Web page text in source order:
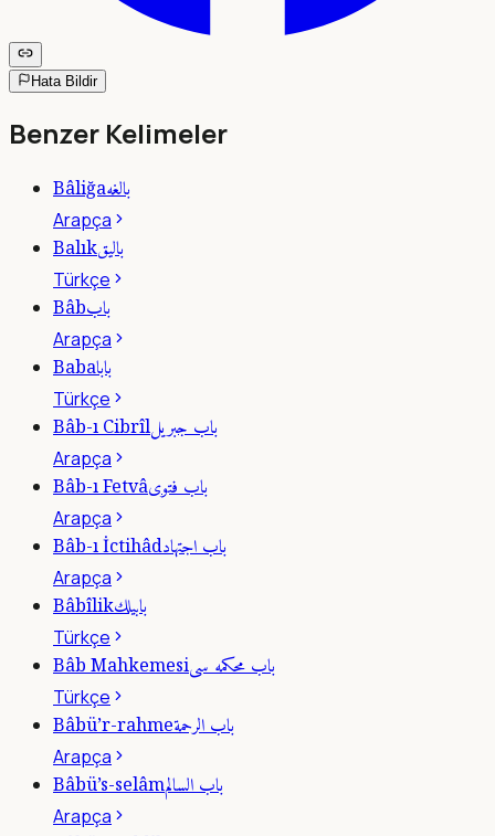
Hata Bildir
Benzer Kelimeler
Bâliğaبالغه
Arapça
Balıkباليق
Türkçe
Bâbباب
Arapça
Babaبابا
Türkçe
Bâb-ı Cibrîlباب جبريل
Arapça
Bâb-ı Fetvâباب فتوى
Arapça
Bâb-ı İctihâdباب اجتهاد
Arapça
Bâbîlikبابيلك
Türkçe
Bâb Mahkemesiباب محكمه سى
Türkçe
Bâbü’r-rahmeباب الرحمة
Arapça
Bâbü’s-selâmباب السالم
Arapça